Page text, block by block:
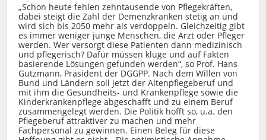
„Schon heute fehlen zehntausende von Pflegekräften,
dabei steigt die Zahl der Demenzkranken stetig an und
wird sich bis 2050 mehr als verdoppeln. Gleichzeitig gibt
es immer weniger junge Menschen, die Arzt oder Pfleger
werden. Wer versorgt diese Patienten dann medizinisch
und pflegerisch? Dafür müssen kluge und auf Fakten
basierende Lösungen gefunden werden“, so Prof. Hans
Gutzmann, Präsident der DGGPP. Nach dem Willen von
Bund und Ländern soll jetzt der Altenpflegeberuf und
mit ihm die Gesundheits- und Krankenpflege sowie die
Kinderkrankenpflege abgeschafft und zu einem Beruf
zusammengelegt werden. Die Politik hofft so, u.a. den
Pflegeberuf attraktiver zu machen und mehr
Fachpersonal zu gewinnen. Einen Beleg für diese